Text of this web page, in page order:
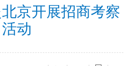
京开展招商考察
活动